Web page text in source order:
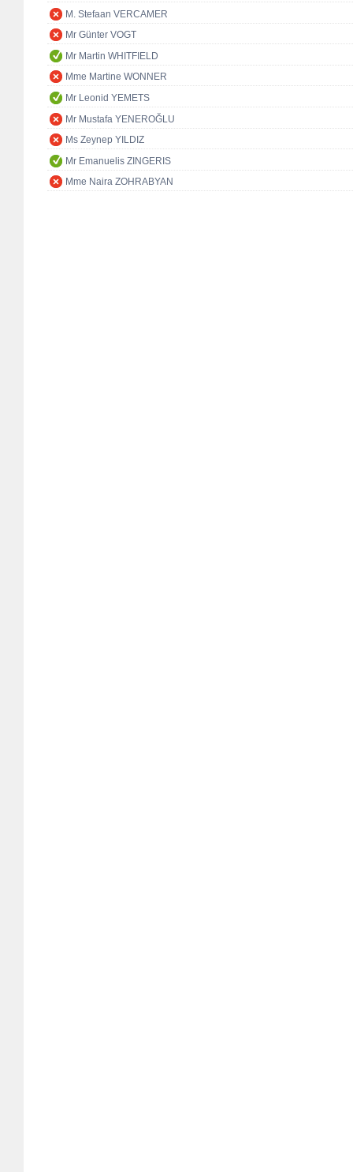
M. Stefaan VERCAMER
Mr Günter VOGT
Mr Martin WHITFIELD
Mme Martine WONNER
Mr Leonid YEMETS
Mr Mustafa YENEROĞLU
Ms Zeynep YILDIZ
Mr Emanuelis ZINGERIS
Mme Naira ZOHRABYAN